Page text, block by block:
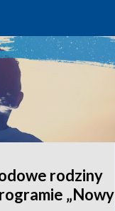
rodziny
„Nowy